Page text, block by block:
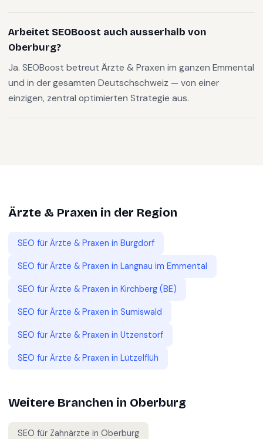
Arbeitet SEOBoost auch ausserhalb von
Oberburg?
Ja. SEOBoost betreut Ärzte & Praxen im ganzen Emmental
und in der gesamten Deutschschweiz — von einer
einzigen, zentral optimierten Strategie aus.
Ärzte & Praxen in der Region
SEO für Ärzte & Praxen in Burgdorf
SEO für Ärzte & Praxen in Langnau im Emmental
SEO für Ärzte & Praxen in Kirchberg (BE)
SEO für Ärzte & Praxen in Sumiswald
SEO für Ärzte & Praxen in Utzenstorf
SEO für Ärzte & Praxen in Lützelflüh
Weitere Branchen in Oberburg
SEO für Zahnärzte in Oberburg